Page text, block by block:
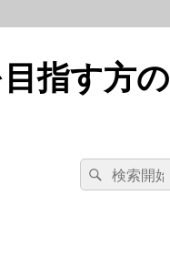
指す方の
検
索
検
索